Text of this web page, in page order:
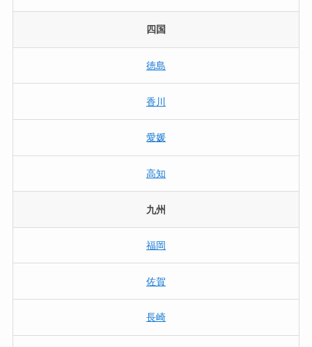
四国
徳島
香川
愛媛
高知
九州
福岡
佐賀
長崎